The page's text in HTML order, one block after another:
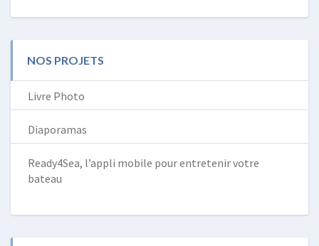
NOS PROJETS
Livre Photo
Diaporamas
Ready4Sea, l’appli mobile pour entretenir votre
bateau